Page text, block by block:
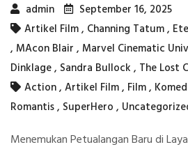
admin
September 16, 2025
Artikel Film, Channing Tatum,
, MAcon Blair , Marvel Cinematic
Dinklage, Sandra Bullock , The Lost
Action, Artikel Film, Film,
Romantis, SuperHero ,
Menemukan Petualangan Baru di